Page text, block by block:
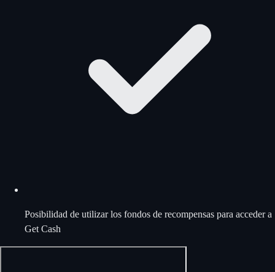
Posibilidad de utilizar los fondos de recompensas para acceder a
Get Cash